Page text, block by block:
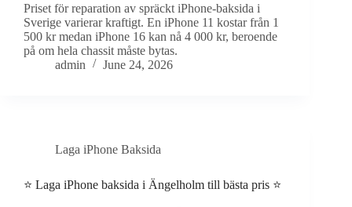
Priset för reparation av spräckt iPhone-baksida i
Sverige varierar kraftigt. En iPhone 11 kostar från 1
500 kr medan iPhone 16 kan nå 4 000 kr, beroende
på om hela chassit måste bytas.
admin
June 24, 2026
Laga iPhone Baksida
⭐ Laga iPhone baksida i Ängelholm till bästa pris ⭐